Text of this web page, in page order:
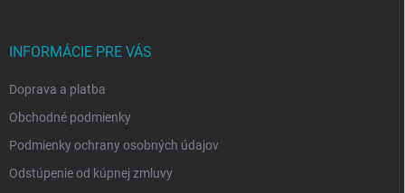
INFORMÁCIE PRE VÁS
Doprava a platba
Obchodné podmienky
Podmienky ochrany osobných údajov
Odstúpenie od kúpnej zmluvy